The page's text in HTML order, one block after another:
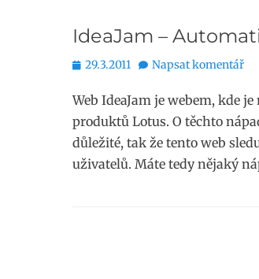
IdeaJam –
Publikováno
29.3.2011 Napsat komentář
Web IdeaJam je webem, kde
produktů Lotus. O těchto
důležité, tak že tento web
uživatelů. Máte tedy nějaký